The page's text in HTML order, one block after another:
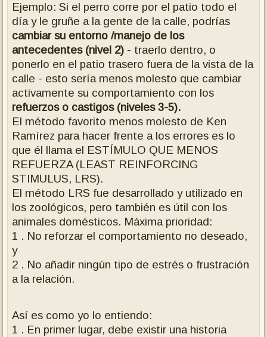
Ejemplo: Si el perro corre por el patio todo el
día y le gruñe a la gente de la calle, podrías
cambiar su entorno /manejo de los
antecedentes (nivel 2) - traerlo dentro, o
ponerlo en el patio trasero fuera de la vista de la
calle - esto sería menos molesto que cambiar
activamente su comportamiento con los
refuerzos o castigos (niveles 3-5).
El método favorito menos molesto de Ken
Ramírez para hacer frente a los errores es lo
que él llama el ESTÍMULO QUE MENOS
REFUERZA (LEAST REINFORCING
STIMULUS, LRS).
El método LRS fue desarrollado y utilizado en
los zoológicos, pero también es útil con los
animales domésticos. Máxima prioridad:
1 . No reforzar el comportamiento no deseado,
y
2 . No añadir ningún tipo de estrés o frustración
a la relación.
Así es como yo lo entiendo:
1 . En primer lugar, debe existir una historia